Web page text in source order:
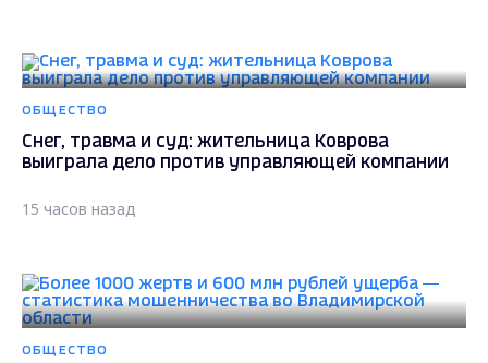
ОБЩЕСТВО
Снег, травма и суд: жительница Коврова
выиграла дело против управляющей компании
15 часов назад
ОБЩЕСТВО